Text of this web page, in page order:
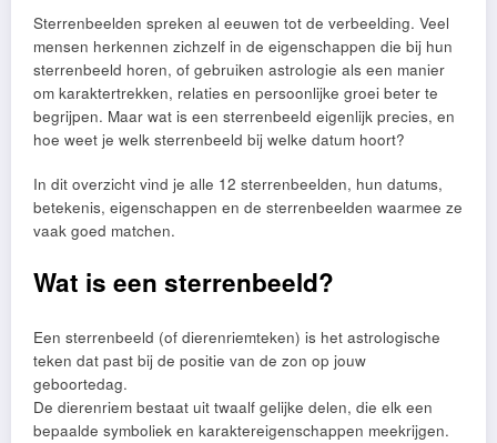
Sterrenbeelden spreken al eeuwen tot de verbeelding. Veel
mensen herkennen zichzelf in de eigenschappen die bij hun
sterrenbeeld horen, of gebruiken astrologie als een manier
om karaktertrekken, relaties en persoonlijke groei beter te
begrijpen. Maar wat is een sterrenbeeld eigenlijk precies, en
hoe weet je welk sterrenbeeld bij welke datum hoort?
In dit overzicht vind je alle 12 sterrenbeelden, hun datums,
betekenis, eigenschappen en de sterrenbeelden waarmee ze
vaak goed matchen.
Wat is een sterrenbeeld?
Een sterrenbeeld (of dierenriemteken) is het astrologische
teken dat past bij de positie van de zon op jouw
geboortedag.
De dierenriem bestaat uit twaalf gelijke delen, die elk een
bepaalde symboliek en karaktereigenschappen meekrijgen.